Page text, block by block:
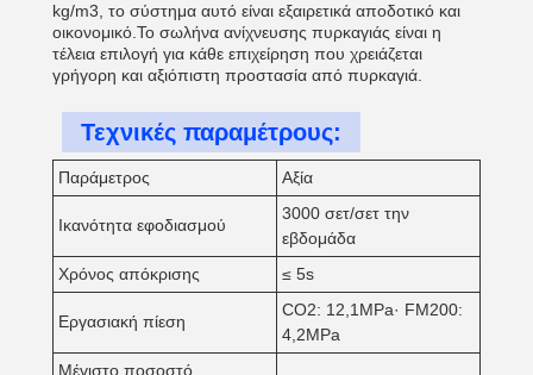
kg/m3, το σύστημα αυτό είναι εξαιρετικά αποδοτικό και
οικονομικό.Το σωλήνα ανίχνευσης πυρκαγιάς είναι η
τέλεια επιλογή για κάθε επιχείρηση που χρειάζεται
γρήγορη και αξιόπιστη προστασία από πυρκαγιά.
Τεχνικές παραμέτρους:
Παράμετρος Αξία
Ικανότητα εφοδιασμού
3000 σετ/σετ την
εβδομάδα
Χρόνος απόκρισης
≤ 5s
Εργασιακή πίεση
CO2: 12,1MPa· FM200:
4,2MPa
Μέγιστο ποσοστό